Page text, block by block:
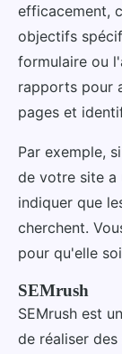
efficacement,
objectifs
formulaire ou
rapports pour
pages et
Par exemple,
de votre site a
indiquer que
cherchent.
pour qu'elle
SEMrush
SEMrush est
de réaliser